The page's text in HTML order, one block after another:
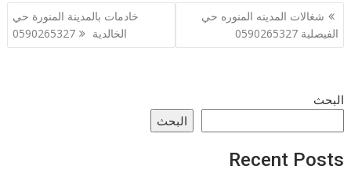
تصفّح
المقالات
شغالات المدينه المنوره حي
الفيصلية 0590265327
خادمات بالمدينة المنورة حي
الخالدية 0590265327
البحث
البحث
Recent Posts